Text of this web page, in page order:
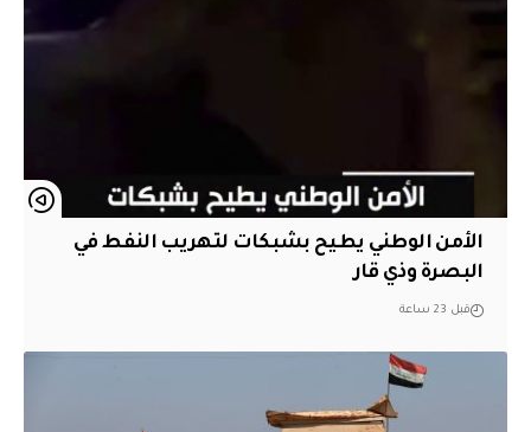
الأمن الوطني يطيح بشبكات لتهريب النفط في
البصرة وذي قار
قبل 23 ساعة